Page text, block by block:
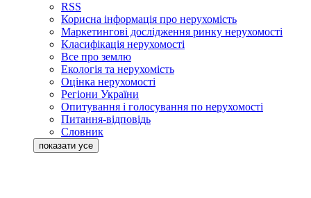
RSS
Корисна інформація про нерухомість
Маркетингові дослідження ринку нерухомості
Класифікація нерухомості
Все про землю
Екологія та нерухомість
Оцінка нерухомості
Регіони України
Опитування і голосування по нерухомості
Питання-відповідь
Словник